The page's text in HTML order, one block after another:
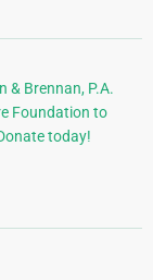
& Brennan, P.A.
Foundation to
today!